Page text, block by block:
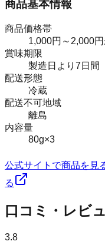
商品基本情報
商品価格帯
1,000円～2,000
賞味期限
製造日より7日間
配送形態
冷蔵
配送不可地域
離島
内容量
80g×3
公式サイトで商品を見
る
口コミ・レビ
3.8